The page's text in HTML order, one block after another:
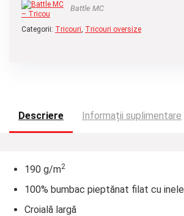
Battle MC
Categorii: Tricouri, Tricouri oversize
Descriere Informații suplimentare
190 g/m2
100% bumbac pieptănat filat cu inele
Croială largă